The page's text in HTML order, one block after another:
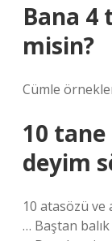
Bana 4
misin?
Cümle
10
deyim
10 atasözü ve
… Baştan